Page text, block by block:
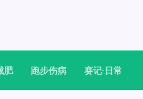
肥 跑步伤病 赛记·日常